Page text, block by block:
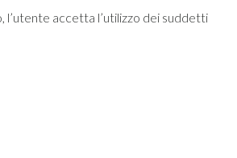
l’utente accetta l’utilizzo dei suddetti